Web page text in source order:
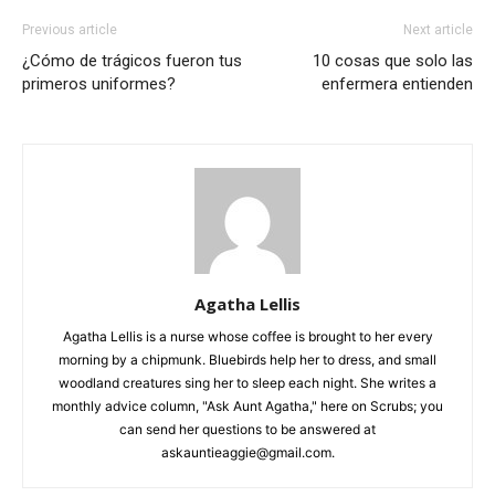
Previous article
¿Cómo de trágicos fueron tus
primeros uniformes?
Next article
10 cosas que solo las
enfermera entienden
Agatha Lellis
Agatha Lellis is a nurse whose coffee is brought to her every
morning by a chipmunk. Bluebirds help her to dress, and small
woodland creatures sing her to sleep each night. She writes a
monthly advice column, "Ask Aunt Agatha," here on Scrubs; you
can send her questions to be answered at
askauntieaggie@gmail.com.